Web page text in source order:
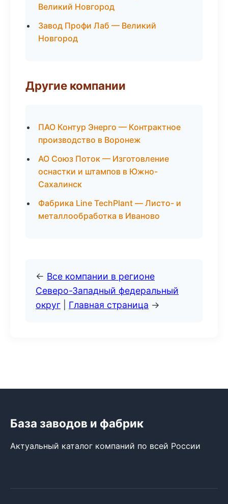
Великий Новгород
Завод Профи Лаб — Великий
Новгород
Другие компании
ПАО Контур Энерго — Контрактное
производство в Воронеж
АО Союз Поток — Изготовление
оснастки и штампов в Южно-
Сахалинск
Фабрика Line TechPlant — Листо- и
металлообработка в Иваново
← Все компании в регионе
Северо-Западный федеральный
округ
Главная страница →
База заводов и фабрик
Актуальный каталог компаний по всей России